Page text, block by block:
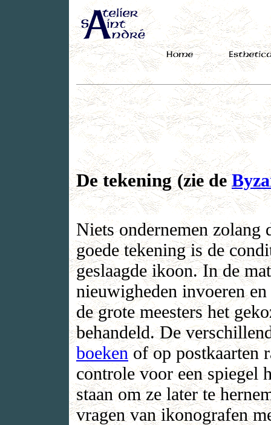
De tekening (zie de
Niets ondernemen zolang
goede tekening is de
geslaagde ikoon. In de
nieuwigheden invoeren
de grote meesters het
behandeld. De
boekenof op postkaarten
controle voor een spiegel
staan om ze later te
vragen van ikonografen